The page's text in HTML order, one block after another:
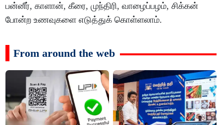
பன்னீர், காளான், கீரை, முந்திரி, வாழைப்பழம், சிக்கன்
போன்ற உணவுகளை எடுத்துக் கொள்ளலாம்.
From around the web